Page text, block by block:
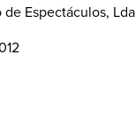
Espectáculos, Lda